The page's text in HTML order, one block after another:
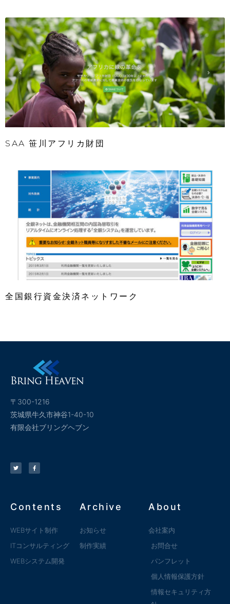
SAA 笹川アフリカ財団
全国銀行資金決済ネットワーク
〒300-1216
茨城県牛久市神谷1-40-10
有限会社ブリングヘブン
Contents
WEBサイト制作
ITコンサルティング
WEBシステム開発
Archive
お知らせ
制作実績
About
会社案内
お問合せ
パンフレット
個人情報保護方針
情報セキュリティ方